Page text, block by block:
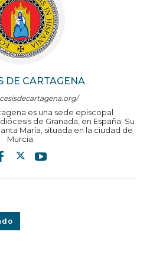
DE CARTAGENA
es una sede episcopal
de Granada, en España. Su
María, situada en la ciudad de
Murcia.